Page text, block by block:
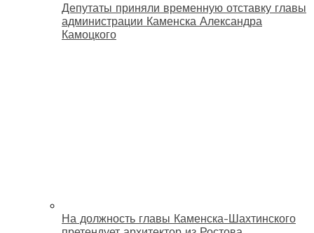
Депутаты приняли временную отставку главы
администрации Каменска Александра
Камоцкого
На должность главы Каменска-Шахтинского